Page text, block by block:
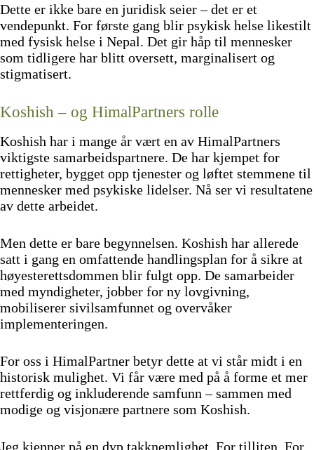
Dette er ikke bare en juridisk seier – det er et
vendepunkt. For første gang blir psykisk helse likestilt
med fysisk helse i Nepal. Det gir håp til mennesker
som tidligere har blitt oversett, marginalisert og
stigmatisert.
Koshish – og HimalPartners rolle
Koshish har i mange år vært en av HimalPartners
viktigste samarbeidspartnere. De har kjempet for
rettigheter, bygget opp tjenester og løftet stemmene til
mennesker med psykiske lidelser. Nå ser vi resultatene
av dette arbeidet.
Men dette er bare begynnelsen. Koshish har allerede
satt i gang en omfattende handlingsplan for å sikre at
høyesterettsdommen blir fulgt opp. De samarbeider
med myndigheter, jobber for ny lovgivning,
mobiliserer sivilsamfunnet og overvåker
implementeringen.
For oss i HimalPartner betyr dette at vi står midt i en
historisk mulighet. Vi får være med på å forme et mer
rettferdig og inkluderende samfunn – sammen med
modige og visjonære partnere som Koshish.
Jeg kjenner på en dyp takknemlighet. For tilliten. For